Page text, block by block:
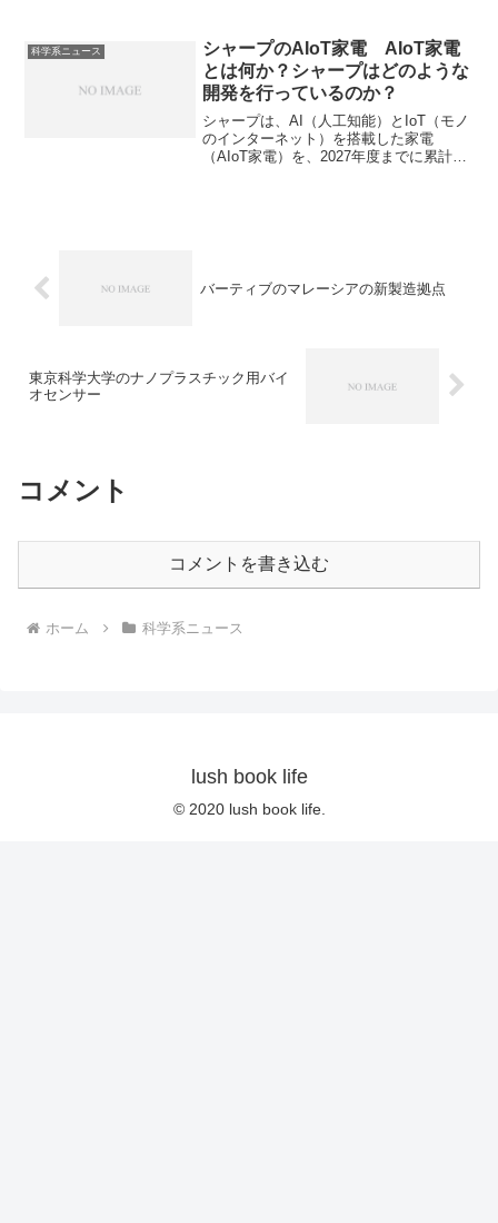
ています。中国市場は政府、メーカー、
インフラ、消費者意識、全部がうまく噛
み合ったことで、世界トップクラスのEV
市場となっています。中国市場の現状と
今後の予想、次世代のバッテリー競争は
どんなものかを知ることができます。
科学系ニュース
シャープのAIoT家電 AIoT家電
とは何か？シャープはどのような
開発を行っているのか？
シャープは、AI（人工知能）とIoT（モノ
のインターネット）を搭載した家電
（AIoT家電）を、2027年度までに累計
とができます。
バーティブのマレーシアの新製造拠点
東京科学大学のナノプラスチック用バイ
オセンサー
コメント
コメントを書き込む
ホーム 科学系ニュース
lush book life
© 2020 lush book life.